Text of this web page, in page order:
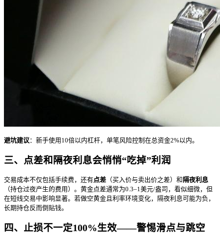
避坑建议：新手使用10倍以内杠杆，单笔风险控制在总资金2%以内。
三、点差和隔夜利息会悄悄“吃掉”利润
交易成本不仅包括手续费，还有点差 （买入价与卖出价之差）和 隔夜利息
（持仓过夜产生的费用）。黄金点差通常为0.3–1美元/盎司，看似细微，但
在短线交易中影响显著。若做空黄金且利率环境变化，隔夜利息可能为负，
长期持仓反而倒贴钱。
四、止损不一定100%生效——警惕滑点与跳空